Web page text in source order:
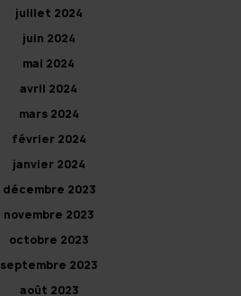
juillet 2024
juin 2024
mai 2024
avril 2024
mars 2024
février 2024
janvier 2024
décembre 2023
novembre 2023
octobre 2023
septembre 2023
août 2023